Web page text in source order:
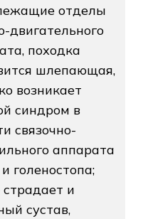
отделы
двигательного
походка
шлепающая,
возникает
синдром в
связочно-
аппарата
голеностопа;
и
сустав,